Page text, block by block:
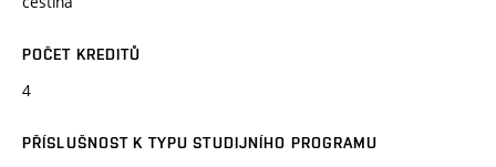
POČET KREDITŮ
4
PŘÍSLUŠNOST K TYPU STUDIJNÍHO PROGRAMU